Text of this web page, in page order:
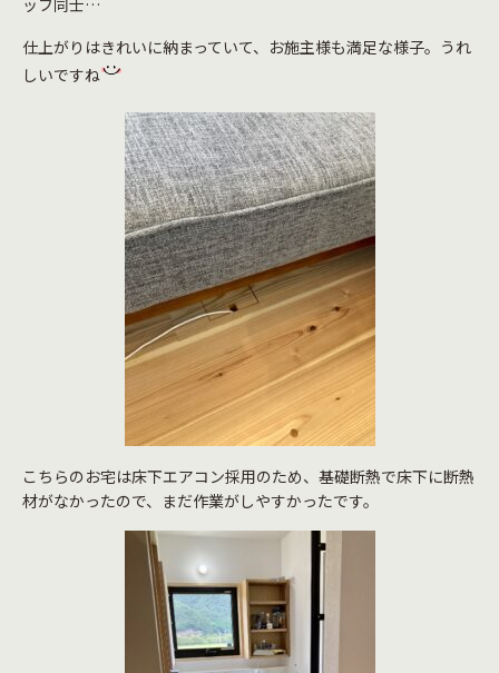
仕上がりはきれいに納まっていて、お施主様も満足な様子。うれ
しいですね
こちらのお宅は床下エアコン採用のため、基礎断熱で床下に断熱
材がなかったので、まだ作業がしやすかったです。